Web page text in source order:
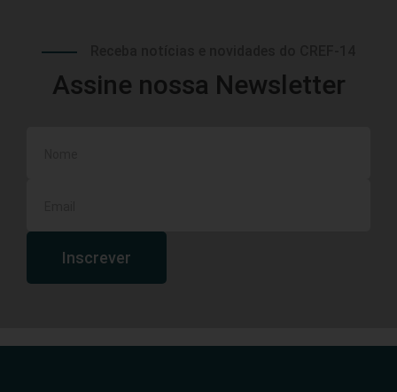
Assine nossa Newsletter
Inscrever